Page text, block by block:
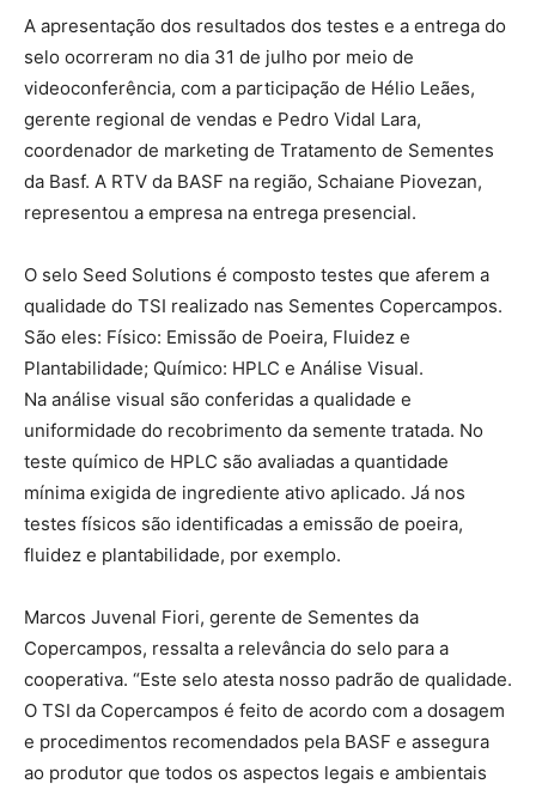
A apresentação dos resultados dos testes e a entrega do
selo ocorreram no dia 31 de julho por meio de
videoconferência, com a participação de Hélio Leães,
gerente regional de vendas e Pedro Vidal Lara,
coordenador de marketing de Tratamento de Sementes
da Basf. A RTV da BASF na região, Schaiane Piovezan,
representou a empresa na entrega presencial.
O selo Seed Solutions é composto testes que aferem a
qualidade do TSI realizado nas Sementes Copercampos.
São eles: Físico: Emissão de Poeira, Fluidez e
Plantabilidade; Químico: HPLC e Análise Visual.
Na análise visual são conferidas a qualidade e
uniformidade do recobrimento da semente tratada. No
teste químico de HPLC são avaliadas a quantidade
mínima exigida de ingrediente ativo aplicado. Já nos
testes físicos são identificadas a emissão de poeira,
fluidez e plantabilidade, por exemplo.
Marcos Juvenal Fiori, gerente de Sementes da
Copercampos, ressalta a relevância do selo para a
cooperativa. “Este selo atesta nosso padrão de qualidade.
O TSI da Copercampos é feito de acordo com a dosagem
e procedimentos recomendados pela BASF e assegura
ao produtor que todos os aspectos legais e ambientais